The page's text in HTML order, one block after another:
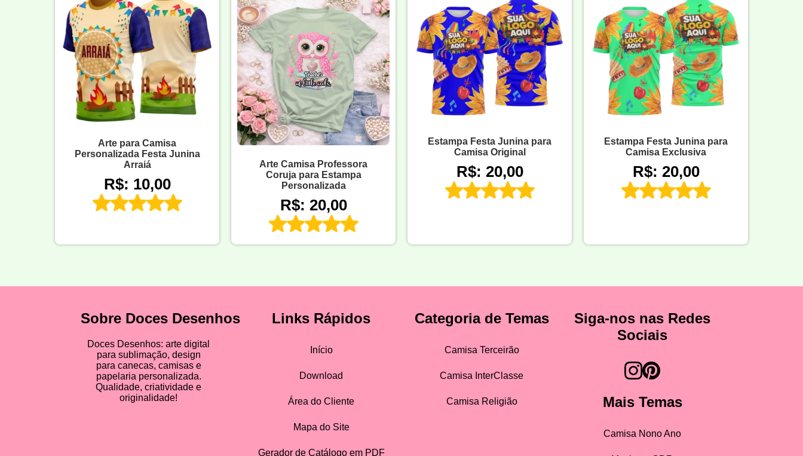
Arte para Camisa
Personalizada Festa Junina
Arraiá
R$: 10,00
Arte Camisa Professora
Coruja para Estampa
Personalizada
R$: 20,00
Estampa Festa Junina para
Camisa Original
R$: 20,00
Estampa Festa Junina para
Camisa Exclusiva
R$: 20,00
Sobre Doces Desenhos
Doces Desenhos: arte digital
para sublimação, design
para canecas, camisas e
papelaria personalizada.
Qualidade, criatividade e
originalidade!
Links Rápidos
Início
Download
Área do Cliente
Mapa do Site
Gerador de Catálogo em PDF
Categoria de Temas
Camisa Terceirão
Camisa InterClasse
Camisa Religião
Siga-nos nas Redes
Sociais
Mais Temas
Camisa Nono Ano